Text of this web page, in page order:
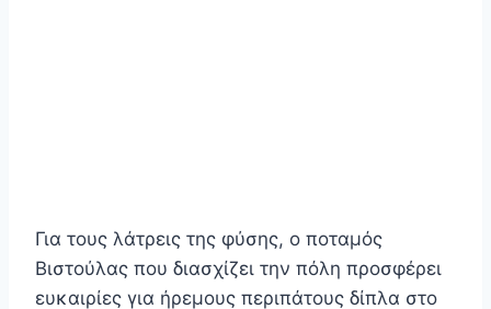
Για τους λάτρεις της φύσης, ο ποταμός
Βιστούλας που διασχίζει την πόλη προσφέρει
ευκαιρίες για ήρεμους περιπάτους δίπλα στο